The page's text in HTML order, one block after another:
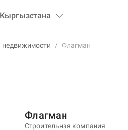
Кыргызстана
недвижимости / Флагман
Флагман
Строительная компания